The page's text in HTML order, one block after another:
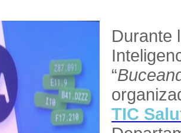
Durante
“
TIC